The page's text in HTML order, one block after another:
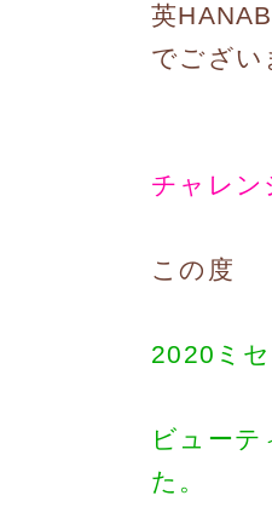
英
でござい
チャレ
この度
2020ミ
ビュー
た。